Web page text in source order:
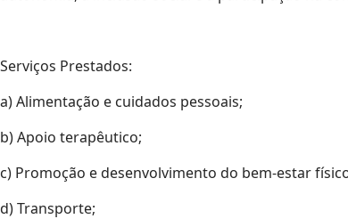
Serviços Prestados:
a) Alimentação e cuidados pessoais;
b) Apoio terapêutico;
c) Promoção e desenvolvimento do bem-estar
d) Transporte;